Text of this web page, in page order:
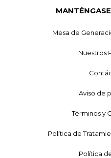
Mesa de
Nuestros
Aviso de
Términos y
Política de
Política